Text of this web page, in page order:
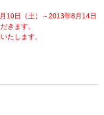
10日（土）～2013年8月14日
きます。
たします。